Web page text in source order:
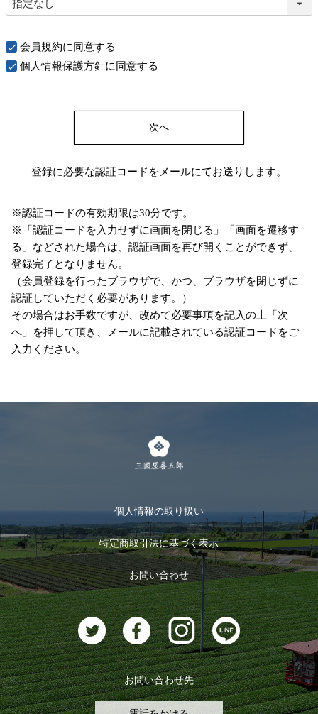
会員規約に同意する
個人情報保護方針に同意する
次へ
登録に必要な認証コードをメールにてお送りします。
※認証コードの有効期限は30分です。
※「認証コードを入力せずに画面を閉じる」「画面を遷移す
る」などされた場合は、認証画面を再び開くことができず、
登録完了となりません。
（会員登録を行ったブラウザで、かつ、ブラウザを閉じずに
認証していただく必要があります。）
その場合はお手数ですが、改めて必要事項を記入の上「次
へ」を押して頂き、メールに記載されている認証コードをご
入力ください。
個人情報の取り扱い
特定商取引法に基づく表示
お問い合わせ
お問い合わせ先